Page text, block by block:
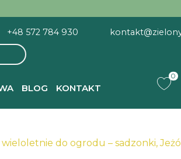
+48 572 784 930
BLOG KONTAKT
0
purpurowa Eccentric
wieloletnie do ogrodu – sadzonki,